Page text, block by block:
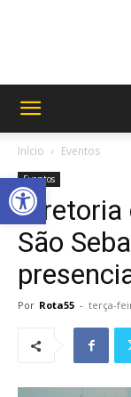
Abrir a barra de
Início Eventos
Eventos
Diretoria
São
Por Rota55 - terça-